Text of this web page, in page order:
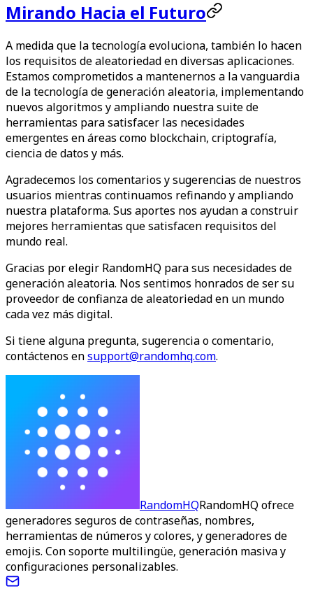
Mirando Hacia el Futuro
A medida que la tecnología evoluciona, también lo hacen
los requisitos de aleatoriedad en diversas aplicaciones.
Estamos comprometidos a mantenernos a la vanguardia
de la tecnología de generación aleatoria, implementando
nuevos algoritmos y ampliando nuestra suite de
herramientas para satisfacer las necesidades
emergentes en áreas como blockchain, criptografía,
ciencia de datos y más.
Agradecemos los comentarios y sugerencias de nuestros
usuarios mientras continuamos refinando y ampliando
nuestra plataforma. Sus aportes nos ayudan a construir
mejores herramientas que satisfacen requisitos del
mundo real.
Gracias por elegir RandomHQ para sus necesidades de
generación aleatoria. Nos sentimos honrados de ser su
proveedor de confianza de aleatoriedad en un mundo
cada vez más digital.
Si tiene alguna pregunta, sugerencia o comentario,
contáctenos ensupport@randomhq.com.
RandomHQRandomHQ ofrece
generadores seguros de contraseñas, nombres,
herramientas de números y colores, y generadores de
emojis. Con soporte multilingüe, generación masiva y
configuraciones personalizables.